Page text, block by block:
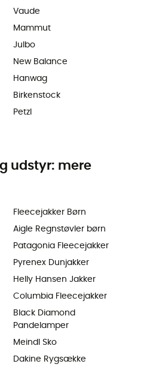
Vaude
Mammut
Julbo
New Balance
Hanwag
Birkenstock
Petzl
udstyr: mere
Fleecejakker Børn
Aigle Regnstøvler børn
Patagonia Fleecejakker
Pyrenex Dunjakker
Helly Hansen Jakker
Columbia Fleecejakker
Black Diamond
Pandelamper
Meindl Sko
Dakine Rygsække